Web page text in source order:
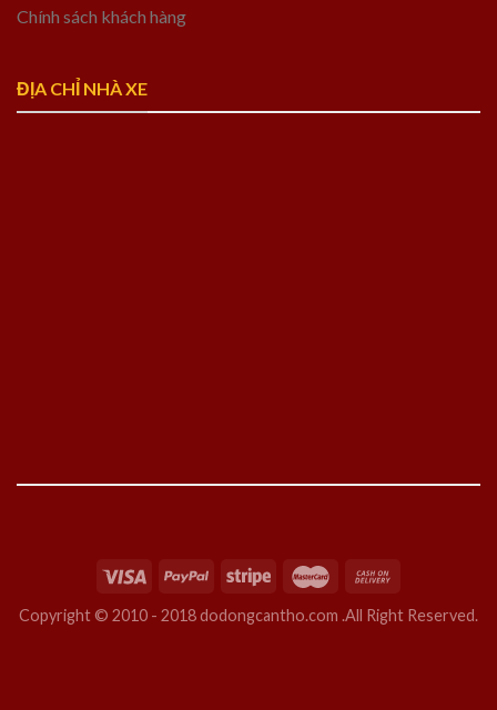
Chính sách khách hàng
ĐỊA CHỈ NHÀ XE
Copyright © 2010 - 2018 dodongcantho.com .All Right Reserved.